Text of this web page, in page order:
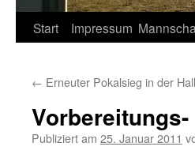
Springe
Inhalt
Start Impressum
← Erneuter Pokalsieg in der
Publiziert am 25. Januar 2011